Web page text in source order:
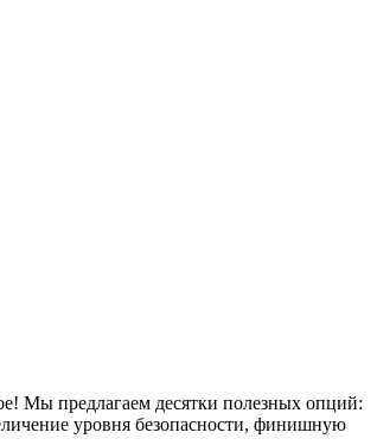
Мы предлагаем десятки полезных опций:
уровня безопасности, финишную